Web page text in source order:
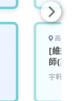
高雄
[維運
師(高
宇軒綠